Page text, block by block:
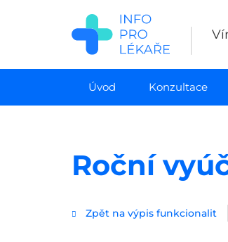
Úvod Konzultace
Roční
Zpět na výpis funkcionalit